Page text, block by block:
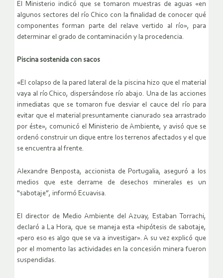
El Ministerio indicó que se tomaron muestras de aguas «en
algunos sectores del río Chico con la finalidad de conocer qué
componentesforman parte del relave vertido al río», para
determinar el grado de contaminación y la procedencia.
Piscina sostenida con sacos
«El colapso de la pared lateral de la piscina hizo que el material
vaya al río Chico, dispersándose río abajo. Una de las acciones
inmediatas que se tomaron fue desviar el cauce del río para
evitar que el material presuntamente cianurado sea arrastrado
por éste», comunicó el Ministerio de Ambiente, y avisó que se
ordenó construir un dique entre los terrenos afectados y el que
se encuentra al frente.
Alexandre Benposta, accionista de Portugalia, aseguró a los
medios que este derrame de desechos minerales es un
“sabotaje”, informó Ecuavisa.
El director de Medio Ambiente del Azuay, Estaban Torrachi,
declaró a La Hora, que se maneja esta «hipótesis de sabotaje,
«pero eso es algo que se va a investigar». A su vez explicó que
por el momento las actividades en la concesión minera fueron
suspendidas.